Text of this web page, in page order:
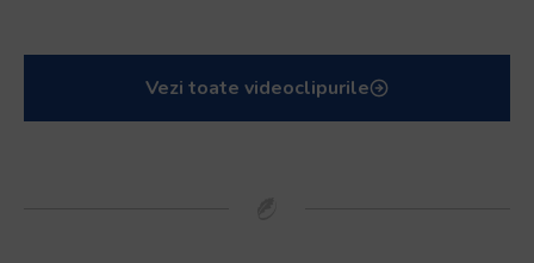
Vezi toate videoclipurile